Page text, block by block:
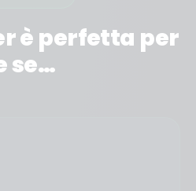
è perfetta per
se…